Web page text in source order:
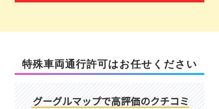
特殊車両通行許可はお任せください
グーグルマップで高評価のクチコミ